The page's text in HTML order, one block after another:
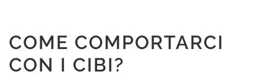
COME COMPORTARCI
CON I CIBI?